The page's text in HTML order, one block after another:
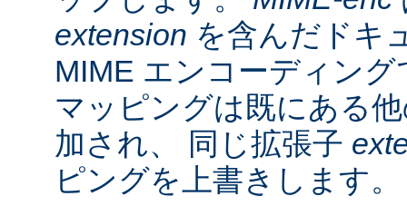
extension を含んだドキ
MIME エンコーディン
マッピングは既にある
加され、 同じ拡張子
ピングを上書きします。